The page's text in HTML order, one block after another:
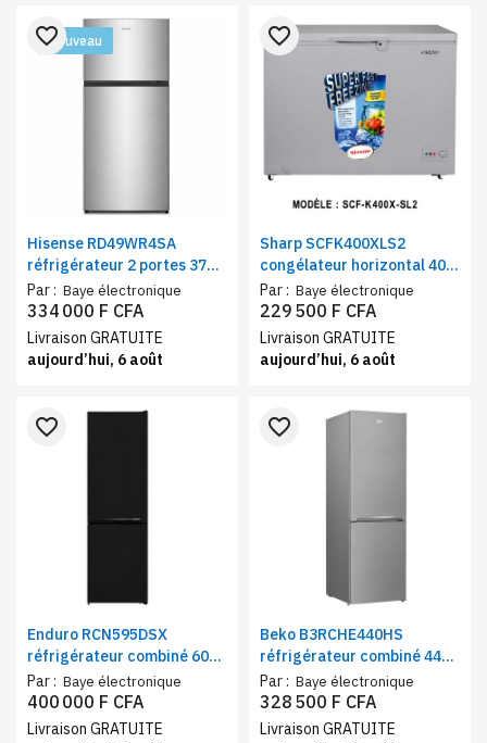
Nouveau
Hisense RD49WR4SA
réfrigérateur 2 portes 375L
No Frost gris – Frigo et
congélateur haut classe A+
Multi-Flow
Par : Baye électronique
favorite_border
334 000 F CFA
Livraison GRATUITE
aujourd’hui, 6 août
Sharp SCFK400XLS2
congélateur horizontal 400
litres gris, éclairage LED,
serrure à clé, contrôle
mécanique
Par : Baye électronique
favorite_border
229 500 F CFA
Livraison GRATUITE
aujourd’hui, 6 août
Enduro RCN595DSX
réfrigérateur combiné 600
litres No Frost Multi-
Cooling – Frigo et
congélateur 3 tiroirs noir,
Par : Baye électronique
favorite_border
400 000 F CFA
Livraison GRATUITE
Beko B3RCHE440HS
réfrigérateur combiné 440
litres A++ – Frigo et
congélateur 3 tiroirs, Semi
No Frost
Par : Baye électronique
favorite_border
328 500 F CFA
Livraison GRATUITE